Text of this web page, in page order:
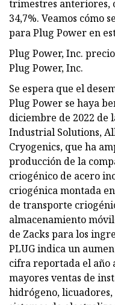
trimestres anteriores,
34,7%. Veamos cómo
para Plug Power en
Plug Power, Inc.
Plug Power, Inc.
Se espera que el
Plug Power se haya
diciembre de 2022 de
Industrial Solutions,
Cryogenics, que ha
producción de la
criogénico de acero
criogénica montada
de transporte
almacenamiento
de Zacks para los
PLUG indica un
cifra reportada el año
mayores ventas de
hidrógeno,